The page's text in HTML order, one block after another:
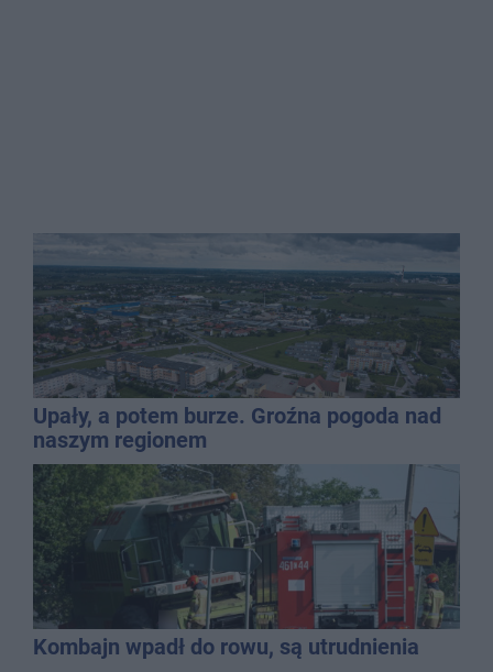
Upały, a potem burze. Groźna pogoda nad
naszym regionem
Kombajn wpadł do rowu, są utrudnienia